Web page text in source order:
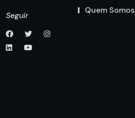
Seguir
Quem Somos